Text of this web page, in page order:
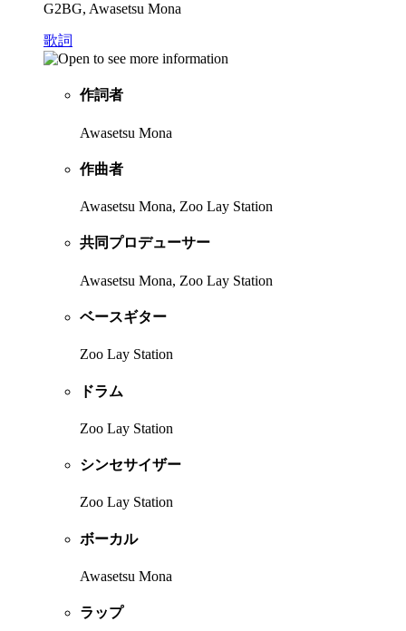
G2BG, Awasetsu Mona
歌詞
作詞者
Awasetsu Mona
作曲者
Awasetsu Mona, Zoo Lay Station
共同プロデューサー
Awasetsu Mona, Zoo Lay Station
ベースギター
Zoo Lay Station
ドラム
Zoo Lay Station
シンセサイザー
Zoo Lay Station
ボーカル
Awasetsu Mona
ラップ